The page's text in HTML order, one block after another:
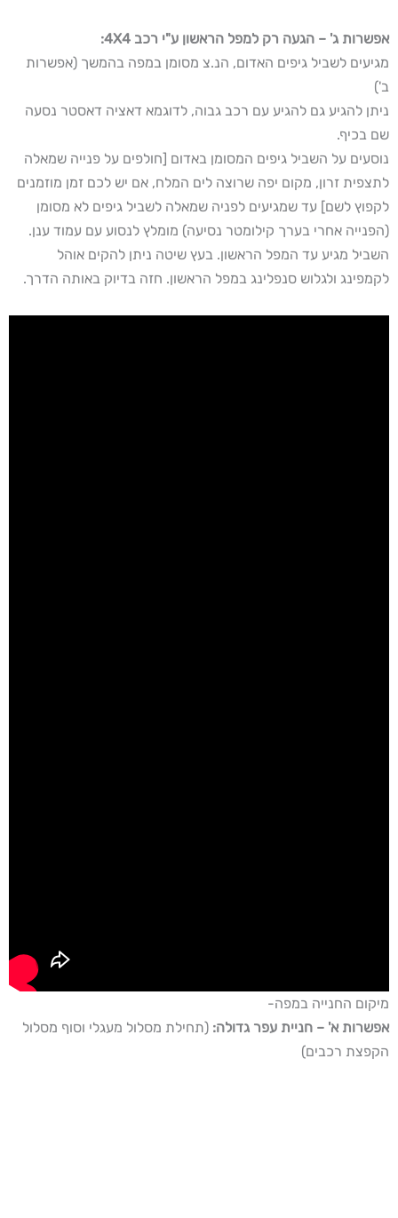
אפשרות ג' – הגעה רק למפל הראשון ע"י רכב 4X4:
מגיעים לשביל גיפים האדום, הנ.צ מסומן במפה בהמשך (אפשרות
ב')
ניתן להגיע גם להגיע עם רכב גבוה, לדוגמא דאציה דאסטר נסעה
שם בכיף.
נוסעים על השביל גיפים המסומן באדום [חולפים על פנייה שמאלה
לתצפית זרון, מקום יפה שרוצה לים המלח, אם יש לכם זמן מוזמנים
לקפוץ לשם] עד שמגיעים לפניה שמאלה לשביל גיפים לא מסומן
(הפנייה אחרי בערך קילומטר נסיעה) מומלץ לנסוע עם עמוד ענן.
השביל מגיע עד המפל הראשון. בעץ שיטה ניתן להקים אוהל
לקמפינג ולגלוש סנפלינג במפל הראשון. חזה בדיוק באותה הדרך.
מיקום החנייה במפה-
אפשרות א' – חניית עפר גדולה: (תחילת מסלול מעגלי וסוף מסלול
הקפצת רכבים)